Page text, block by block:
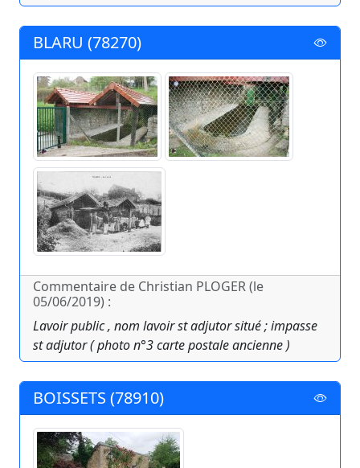
BLARU (78270)
Commentaire de Christian PLOGER (le
05/06/2019) :
Lavoir public , nom lavoir st adjutor situé ; impasse
st adjutor ( photo n°3 carte postale ancienne )
BOISSETS (78910)